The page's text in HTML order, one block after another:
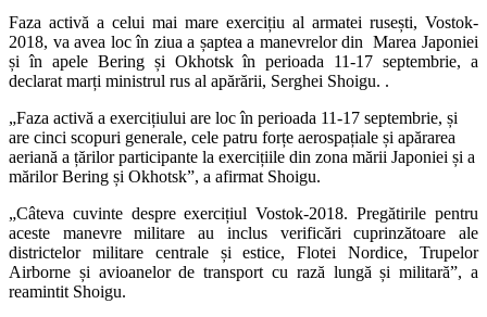
Faza activă a celui mai mare exercițiu al armatei rusești, Vostok-
2018, va avea loc în ziua a șaptea a manevrelor din Marea Japoniei
și în apele Bering și Okhotsk în perioada 11-17 septembrie, a
declarat marți ministrul rus al apărării, Serghei Shoigu. .
„Faza activă a exercițiului are loc în perioada 11-17 septembrie, și
are cinci scopuri generale, cele patru forțe aerospațiale și apărarea
aeriană a țărilor participante la exercițiile din zona mării Japoniei și a
mărilor Bering și Okhotsk”, a afirmat Shoigu.
„Câteva cuvinte despre exercițiul Vostok-2018. Pregătirile pentru
aceste manevre militare au inclus verificări cuprinzătoare ale
districtelor militare centrale și estice, Flotei Nordice, Trupelor
Airborne și avioanelor de transport cu rază lungă și militară”, a
reamintit Shoigu.